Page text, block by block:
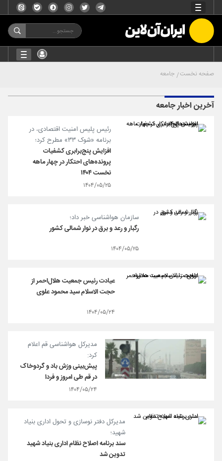
صفحه نخست جامعه
آخرین اخبار جامعه
رئیس پلیس امنیت اقتصادی، در
برنامه «شوک ۳۳» مطرح کرد؛
افزایش پنج‌برابری کشفیات
پرونده‌های احتکار در چهار ماهه
نخست ۱۴۰۴
۱۴۰۴/۰۵/۲۵
سازمان هواشناسی خبر داد؛
رگبار و رعد و برق در نوار شمالی کشور
۱۴۰۴/۰۵/۲۵
عیادت رئیس جمعیت هلال‌احمر از
حجت الاسلام سید محمود علوی
۱۴۰۴/۰۵/۲۴
مدیرکل هواشناسی قم اعلام
کرد:
پیش‌بینی وزش باد و گردوخاک
در قم طی امروز و فردا
۱۴۰۴/۰۵/۲۴
مدیرکل دفتر نوسازی و تحول اداری بنیاد
شهید؛
سند برنامه اصلاح نظام اداری بنیاد شهید
تدوین شد